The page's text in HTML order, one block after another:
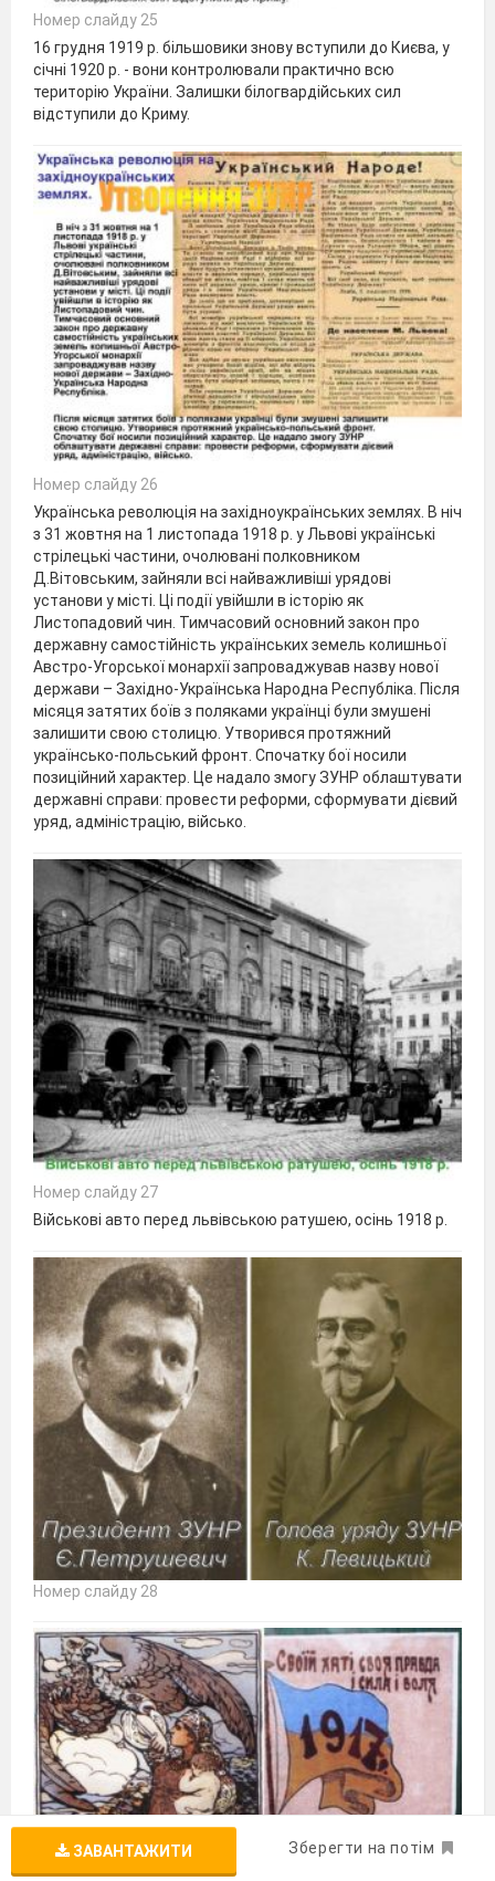
Номер слайду 25
16 грудня 1919 р. більшовики знову вступили до Києва, у
січні 1920 р. - вони контролювали практично всю
територію України. Залишки білогвардійських сил
відступили до Криму.
Номер слайду 26
Українська революція на західноукраїнських землях. В ніч
з 31 жовтня на 1 листопада 1918 р. у Львові українські
стрілецькі частини, очолювані полковником
Д.Вітовським, зайняли всі найважливіші урядові
установи у місті. Ці події увійшли в історію як
Листопадовий чин. Тимчасовий основний закон про
державну самостійність українських земель колишньої
Австро-Угорської монархії запроваджував назву нової
держави – Західно-Українська Народна Республіка. Після
місяця затятих боїв з поляками українці були змушені
залишити свою столицю. Утворився протяжний
українсько-польський фронт. Спочатку бої носили
позиційний характер. Це надало змогу ЗУНР облаштувати
державні справи: провести реформи, сформувати дієвий
уряд, адміністрацію, військо.
Номер слайду 27
Військові авто перед львівською ратушею, осінь 1918 р.
Номер слайду 28
ЗАВАНТАЖИТИ Зберегти на потім